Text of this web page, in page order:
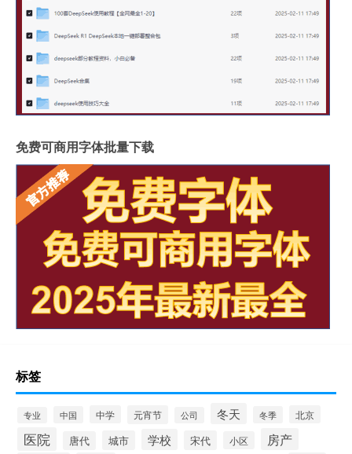
免费可商用字体批量下载
标签
专业 中国 中学 元宵节 公司 冬天 冬季 北京
医院 唐代 城市 学校 宋代 小区 房产